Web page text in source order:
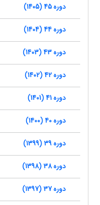
دوره 45 (1405)
دوره 44 (1404)
دوره 43 (1403)
دوره 42 (1402)
دوره 41 (1401)
دوره 40 (1400)
دوره 39 (1399)
دوره 38 (1398)
دوره 37 (1397)